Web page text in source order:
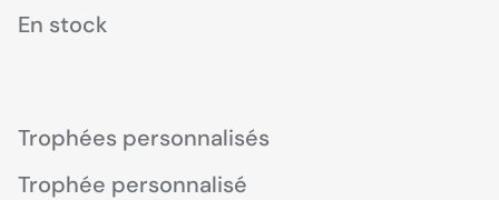
En stock
Trophées personnalisés
Trophée personnalisé